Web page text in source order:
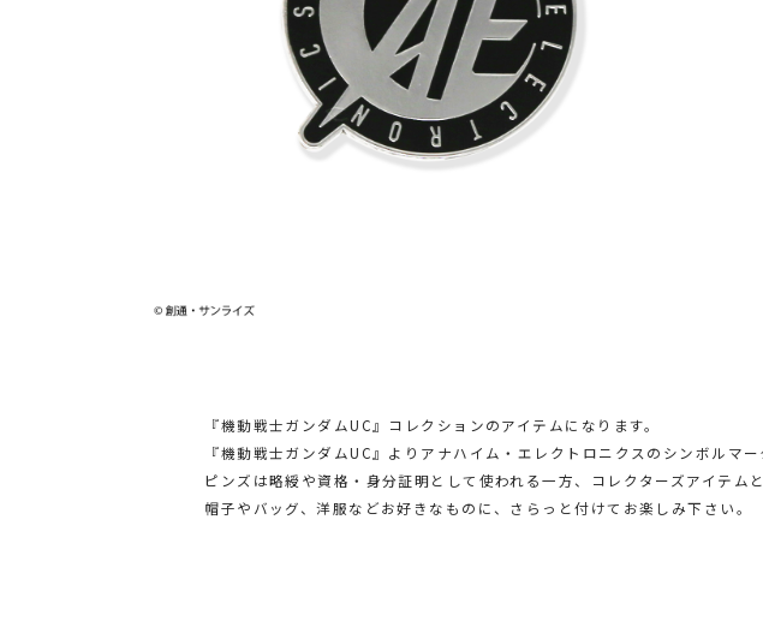
『機動戦士ガンダムUC』コレクションのアイテムになります。
『機動戦士ガンダムUC』よりアナハイム・エレクトロニクスのシンボルマー
ピンズは略綬や資格・身分証明として使われる一方、コレクターズアイテム
帽子やバッグ、洋服などお好きなものに、さらっと付けてお楽しみ下さい。